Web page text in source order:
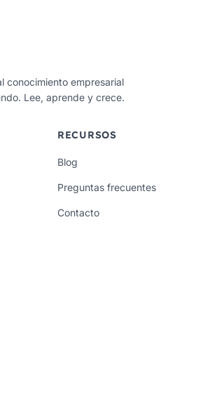
conocimiento empresarial
Lee, aprende y crece.
RECURSOS
Blog
Preguntas frecuentes
Contacto